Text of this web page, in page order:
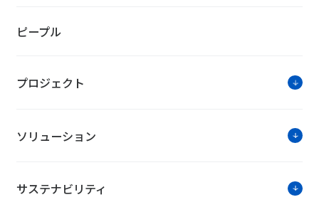
ピープル
プロジェクト
ソリューション
サステナビリティ